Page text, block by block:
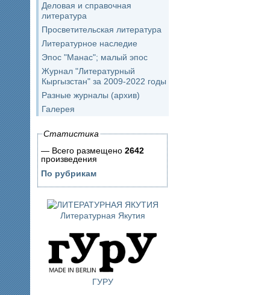
Деловая и справочная
литература
Просветительская литература
Литературное наследие
Эпос "Манас"; малый эпос
Журнал "Литературный
Кыргызстан" за 2009-2022 годы
Разные журналы (архив)
Галерея
Статистика
— Всего размещено 2642
произведения
По рубрикам
Литературная Якутия
ГУРУ